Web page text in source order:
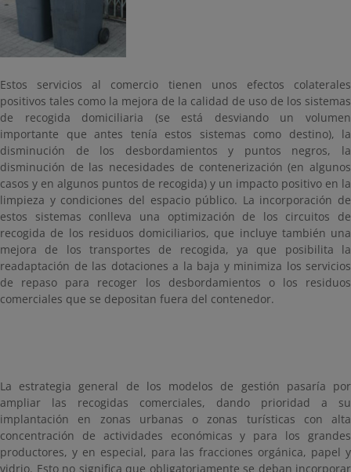
Estos servicios al comercio tienen unos efectos colaterales
positivos tales como la mejora de la calidad de uso de los sistemas
de recogida domiciliaria (se está desviando un volumen
importante que antes tenía estos sistemas como destino), la
disminución de los desbordamientos y puntos negros, la
disminución de las necesidades de contenerización (en algunos
casos y en algunos puntos de recogida) y un impacto positivo en la
limpieza y condiciones del espacio público. La incorporación de
estos sistemas conlleva una optimización de los circuitos de
recogida de los residuos domiciliarios, que incluye también una
mejora de los transportes de recogida, ya que posibilita la
readaptación de las dotaciones a la baja y minimiza los servicios
de repaso para recoger los desbordamientos o los residuos
comerciales que se depositan fuera del contenedor.
La estrategia general de los modelos de gestión pasaría por
ampliar las recogidas comerciales, dando prioridad a su
implantación en zonas urbanas o zonas turísticas con alta
concentración de actividades económicas y para los grandes
productores, y en especial, para las fracciones orgánica, papel y
vidrio. Esto no significa que obligatoriamente se deban incorporar